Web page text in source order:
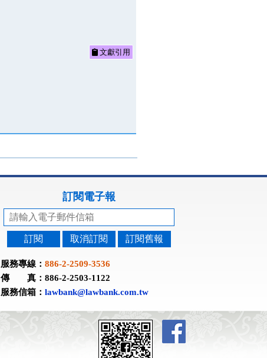
文獻引用
訂閱電子報
訂閱 取消訂閱 訂閱舊報
服務專線： 886-2-2509-3536
傳 真：886-2-2503-1122
服務信箱： lawbank@lawbank.com.tw